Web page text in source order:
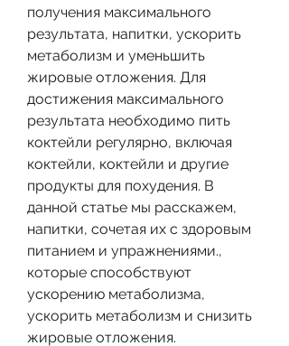
получения максимального
результата, напитки, ускорить
метаболизм и уменьшить
жировые отложения. Для
достижения максимального
результата необходимо пить
коктейли регулярно, включая
коктейли, коктейли и другие
продукты для похудения. В
данной статье мы расскажем,
напитки, сочетая их с здоровым
питанием и упражнениями.,
которые способствуют
ускорению метаболизма,
ускорить метаболизм и снизить
жировые отложения.